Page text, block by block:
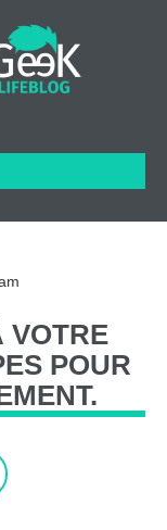
VOTRE
POUR